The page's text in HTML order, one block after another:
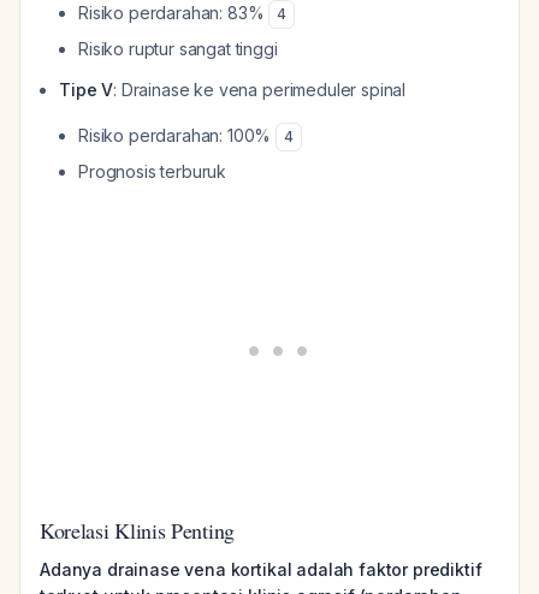
Risiko perdarahan: 83% 4
Risiko ruptur sangat tinggi
Tipe V: Drainase ke vena perimeduler spinal
Risiko perdarahan: 100% 4
Prognosis terburuk
Korelasi Klinis Penting
Adanya drainase vena kortikal adalah faktor prediktif